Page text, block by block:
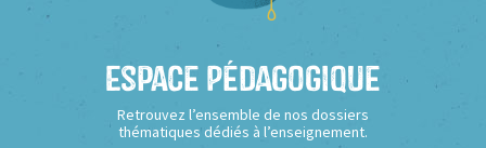
Espace Pédagogique
Retrouvez l’ensemble de nos dossiers
thématiques dédiés à l’enseignement.